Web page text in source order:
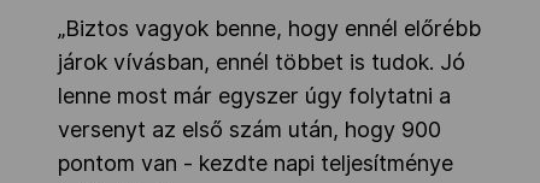
„Biztos vagyok benne, hogy ennél előrébb
járok vívásban, ennél többet is tudok. Jó
lenne most már egyszer úgy folytatni a
versenyt az első szám után, hogy 900
pontom van - kezdte napi teljesítménye